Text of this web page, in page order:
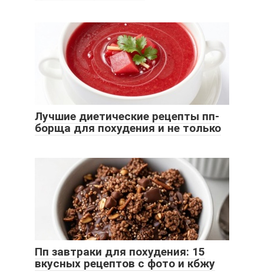
Лучшие диетические рецепты пп-
борща для похудения и не только
Пп завтраки для похудения: 15
вкусных рецептов с фото и кбжу